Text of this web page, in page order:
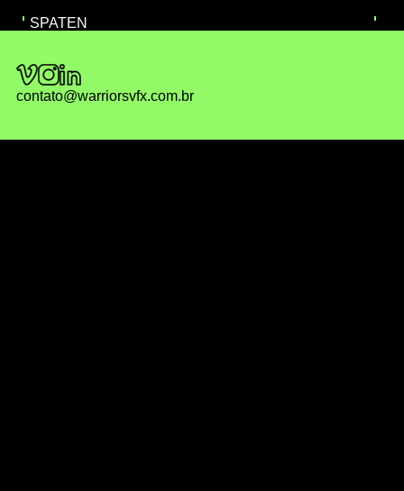
SPATEN
contato@warriorsvfx.com.br